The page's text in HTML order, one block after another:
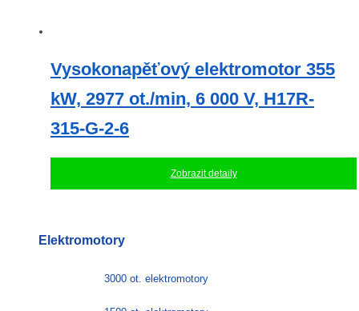
Vysokonapěťový elektromotor 355
kW, 2977 ot./min, 6 000 V, H17R-
315-G-2-6
Zobrazit detaily
Elektromotory
3000 ot. elektromotory